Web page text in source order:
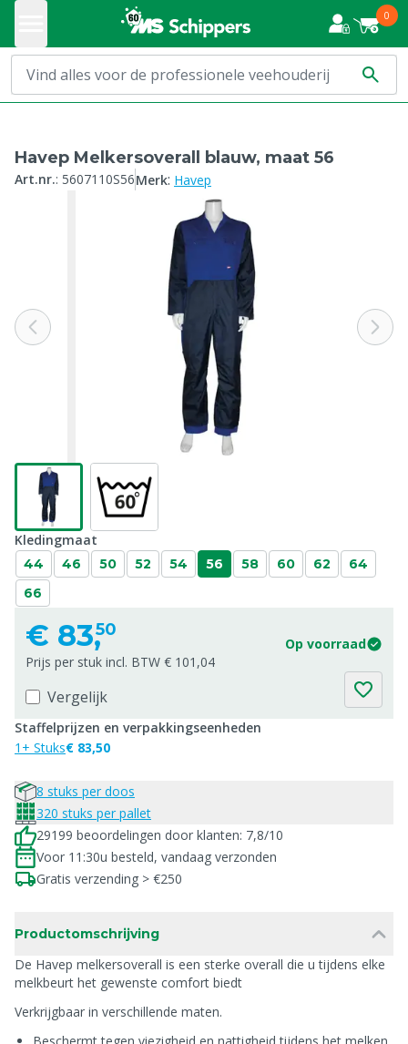
0
Havep Melkersoverall blauw, maat 56
Art.nr.: 5607110S56Merk: Havep
Kledingmaat
44 46 50 52 54 56 58 60 62
64
66
€ 83,50
Op voorraad
Prijs per stuk incl. BTW € 101,04
Vergelijk
Staffelprijzen en verpakkingseenheden
1+ Stuks€ 83,50
8 stuks per doos
320 stuks per pallet
29199 beoordelingen door klanten: 7,8/10
Voor 11:30u besteld, vandaag verzonden
Gratis verzending > €250
Productomschrijving
De Havep melkersoverall is een sterke overall die u tijdens elke
melkbeurt het gewenste comfort biedt
Verkrijgbaar in verschillende maten.